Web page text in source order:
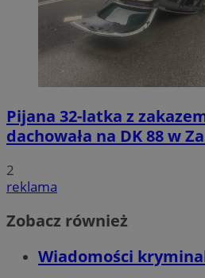
Pijana 32-latka z
dachowała na DK 88 w
2
reklama
Zobacz również
Wiadomości